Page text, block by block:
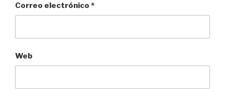
Correo electrónico *
Web